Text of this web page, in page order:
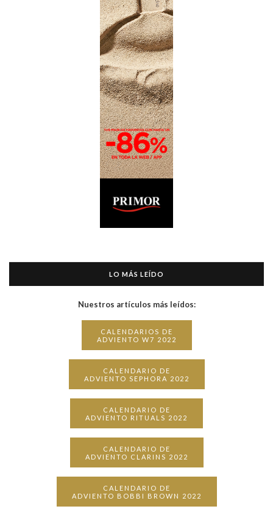
LO MÁS LEÍDO
Nuestros artículos más leídos:
CALENDARIOS DE
ADVIENTO W7 2022
CALENDARIO DE
ADVIENTO SEPHORA 2022
CALENDARIO DE
ADVIENTO RITUALS 2022
CALENDARIO DE
ADVIENTO CLARINS 2022
CALENDARIO DE
ADVIENTO BOBBI BROWN 2022